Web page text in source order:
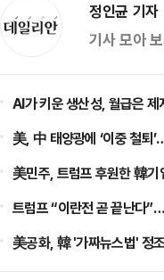
정인균 기
기사 모아
AI가 키운 생산성, 월급은
美, 中 태양광에 ‘이중 철퇴
美민주, 트럼프 후원한 韓
트럼프 “이란전 곧 끝난다
美공화, 韓 '가짜뉴스법' 정